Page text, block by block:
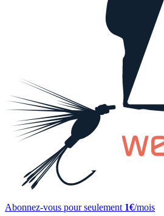
Abonnez-vous pour seulement 1€/mois